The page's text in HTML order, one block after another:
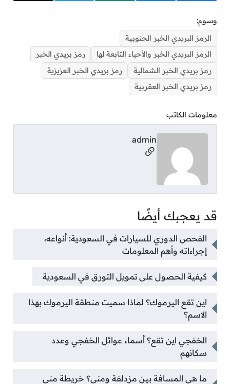
وسوم:
الرمز البريدي الخبر الجنوبية
الرمز البريدي الخبر والأحياء التابعة لها
رمز بريدي الخبر
رمز بريدي الخبر الشمالية
رمز بريدي الخبر العزيزية
رمز بريدي الخبر العقربية
معلومات الكاتب
admin
مواقع التواصل
قد يعجبك أيضًا
الفحص الدوري للسيارات في السعودية: أنواعه،
إجراءاته وأهم المعلومات
كيفية الحصول على تمويل التورق في السعودية
اين تقع اليرموك؟ لماذا سميت منطقة اليرموك بهذا
الاسم؟
الخفجي اين تقع؟ أسماء عوائل الخفجي وعدد
سكانهم
ما هي المسافة بين مزدلفة ومنى؟ خريطة منى